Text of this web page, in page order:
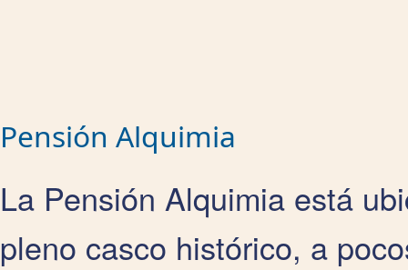
Pensión Alquimia
La Pensión Alquimia está
pleno casco histórico, a